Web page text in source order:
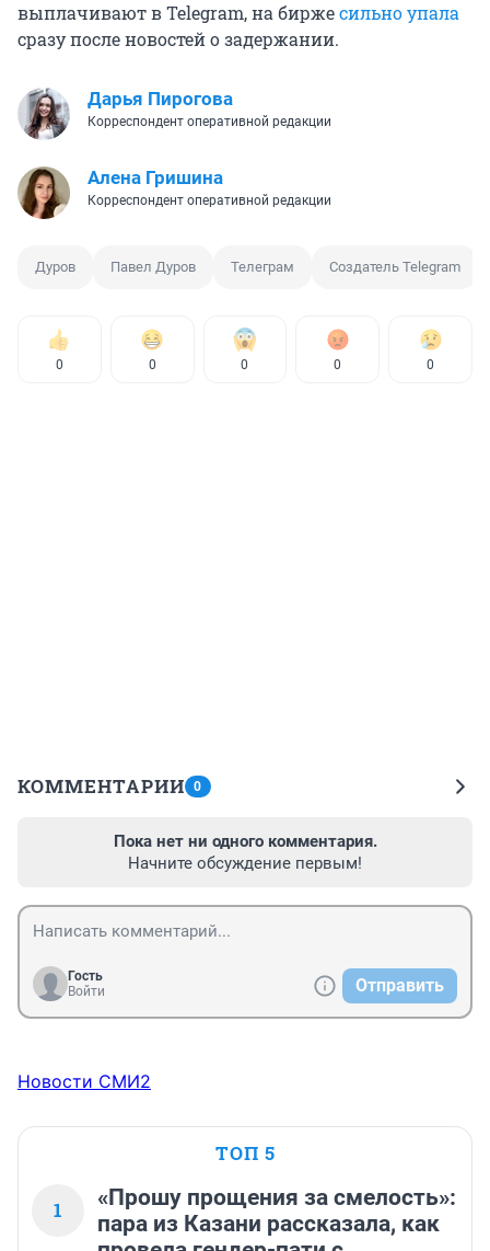
выплачивают в Telegram, на биржесильно упала
сразу после новостей о задержании.
Дарья Пирогова
Корреспондент оперативной редакции
Алена Гришина
Корреспондент оперативной редакции
Дуров Павел Дуров Телеграм Создатель Telegram
0 0 0 0 0
КОММЕНТАРИИ 0
Пока нет ни одного комментария.
Начните обсуждение первым!
Гость
Войти
Отправить
Новости СМИ2
ТОП 5
1
«Прошу прощения за смелость»:
пара из Казани рассказала, как